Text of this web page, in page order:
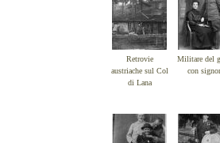
Retrovie
austriache sul Col
di Lana
Militare del
con